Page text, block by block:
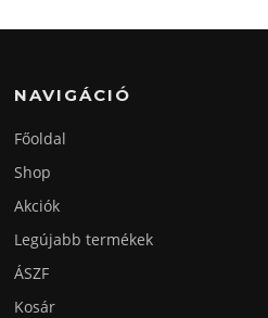
NAVIGÁCIÓ
Főoldal
Shop
Akciók
Legújabb termékek
ÁSZF
Kosár